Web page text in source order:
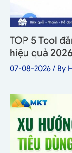
TOP 5 Tool
hiệu quả 2026
07-08-2026 / By